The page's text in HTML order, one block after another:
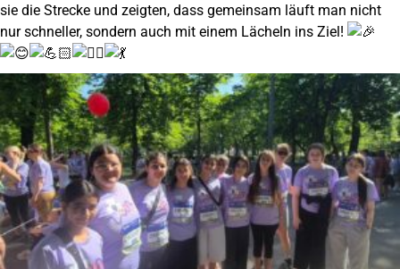
sie die Strecke und zeigten, dass gemeinsam läuft man nicht
nur schneller, sondern auch mit einem Lächeln ins Ziel!